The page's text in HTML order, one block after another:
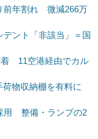
前年割れ 微減266万
ント「非該当」＝国
着 11空港経由でカル
荷物収納棚を有料に
用 整備・ランプの2